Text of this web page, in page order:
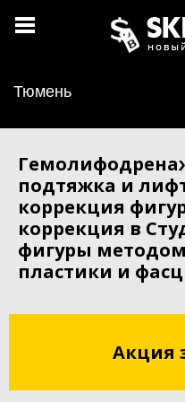
Тюмень
подтяжка и
коррекция
коррекция в
фигуры
пластики и
Акция